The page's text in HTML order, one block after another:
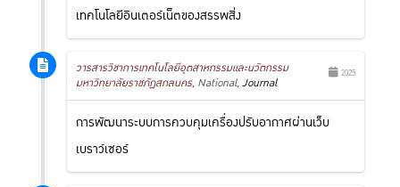
เทคโนโลยีอินเตอร์เน็ตของสรรพสิ่ง
2025
วารสารวิชาการเทคโนโลยีอุตสาหกรรมและนวัตกรรม
มหาวิทยาลัยราชภัฏสกลนคร, National,Journal
การพัฒนาระบบการควบคุมเครื่องปรับอากาศผ่านเว็บ
เบราว์เซอร์